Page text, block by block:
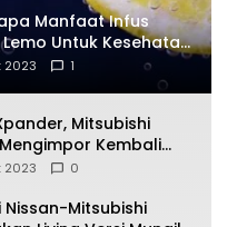
Manfaat Infus
Untuk Kesehatan
2023 1
Mitsubishi
Kembali
2023 0
Nissan-Mitsubishi